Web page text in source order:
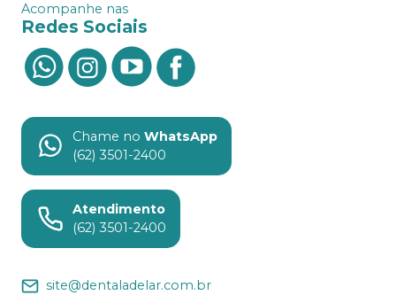
Acompanhe nas
Redes Sociais
Chame no WhatsApp
(62) 3501-2400
Atendimento
(62) 3501-2400
site@dentaladelar.com.br